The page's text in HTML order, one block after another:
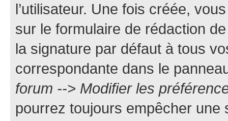
l’utilisateur. Une fois créée,
sur le formulaire de rédaction
la signature par défaut à tous
correspondante dans le
forum --> Modifier les
pourrez toujours empêcher une